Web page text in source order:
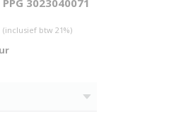
3023040071
(inclusief btw 21%)